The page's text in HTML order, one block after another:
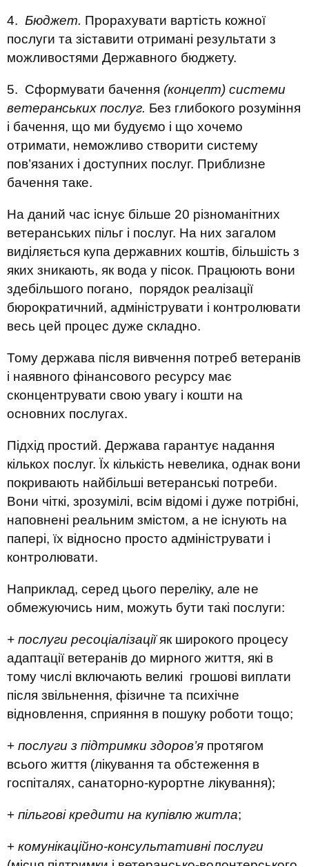
4. Бюджет. Прорахувати вартість кожної
послуги та зіставити отримані результати з
можливостями Державного бюджету.
5. Сформувати бачення (концепт) системи
ветеранських послуг. Без глибокого розуміння
і бачення, що ми будуємо і що хочемо
отримати, неможливо створити систему
пов’язаних і доступних послуг. Приблизне
бачення таке.
На даний час існує більше 20 різноманітних
ветеранських пільг і послуг. На них загалом
виділяється купа державних коштів, більшість з
яких зникають, як вода у пісок. Працюють вони
здебільшого погано, порядок реалізації
бюрократичний, адмініструвати і контролювати
весь цей процес дуже складно.
Тому держава після вивчення потреб ветеранів
і наявного фінансового ресурсу має
сконцентрувати свою увагу і кошти на
основних послугах.
Підхід простий. Держава гарантує надання
кількох послуг. Їх кількість невелика, однак вони
покривають найбільші ветеранські потреби.
Вони чіткі, зрозумілі, всім відомі і дуже потрібні,
наповнені реальним змістом, а не існують на
папері, їх відносно просто адмініструвати і
контролювати.
Наприклад, серед цього переліку, але не
обмежуючись ним, можуть бути такі послуги:
+ послуги ресоціалізаціїяк широкого процесу
адаптації ветеранів до мирного життя, які в
тому числі включають великі грошові виплати
після звільнення, фізичне та психічне
відновлення, сприяння в пошуку роботи тощо;
+ послуги з підтримки здоров’я протягом
всього життя (лікування та обстеження в
госпіталях, санаторно-курортне лікування);
+ пільгові кредити на купівлю житла;
+ комунікаційно-консультативні послуги